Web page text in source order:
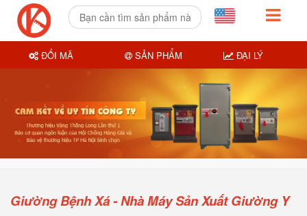
Giường Bệnh Xá - Nhà Máy Sản Xuất Giường Y
ĐỔI MÃ SẢN PHẨM ĐẠI LÝ